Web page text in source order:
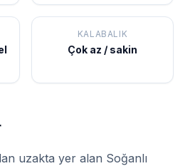
KALABALIK
Çok az / sakin
uzakta yer alan Soğanlı